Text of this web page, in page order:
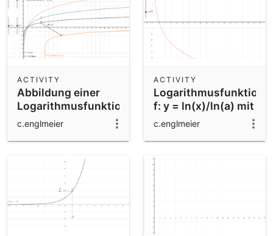
Abbildung einer
Logarithmusfunktion
ACTIVITY
c.englmeier
Logarithmusfunktion
f: y = ln(x)/ln(a) mit
variabler Basis a
ACTIVITY
c.englmeier